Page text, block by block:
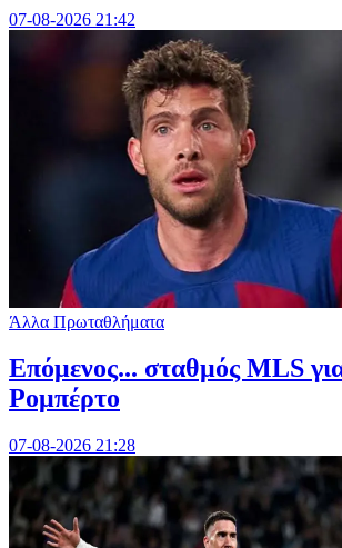
07-08-2026 21:42
Άλλα Πρωταθλήματα
Επόμενος... σταθμός MLS
Ρομπέρτο
07-08-2026 21:28